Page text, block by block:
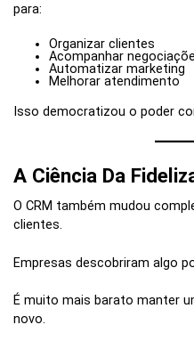
para:
Organizar clientes
Acompanhar
Automatizar marketing
Melhorar atendimento
Isso democratizou o poder
A Ciência Da
O CRM também mudou
clientes.
Empresas descobriram algo
É muito mais barato manter
novo.